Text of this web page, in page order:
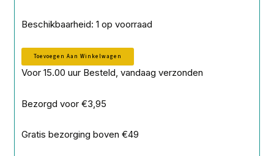
Beschikbaarheid: 1 op voorraad
Doiyo
Shiroi
S762
L
18
aantal
Toevoegen Aan Winkelwagen
Voor 15.00 uur Besteld, vandaag verzonden
Bezorgd voor €3,95
Gratis bezorging boven €49